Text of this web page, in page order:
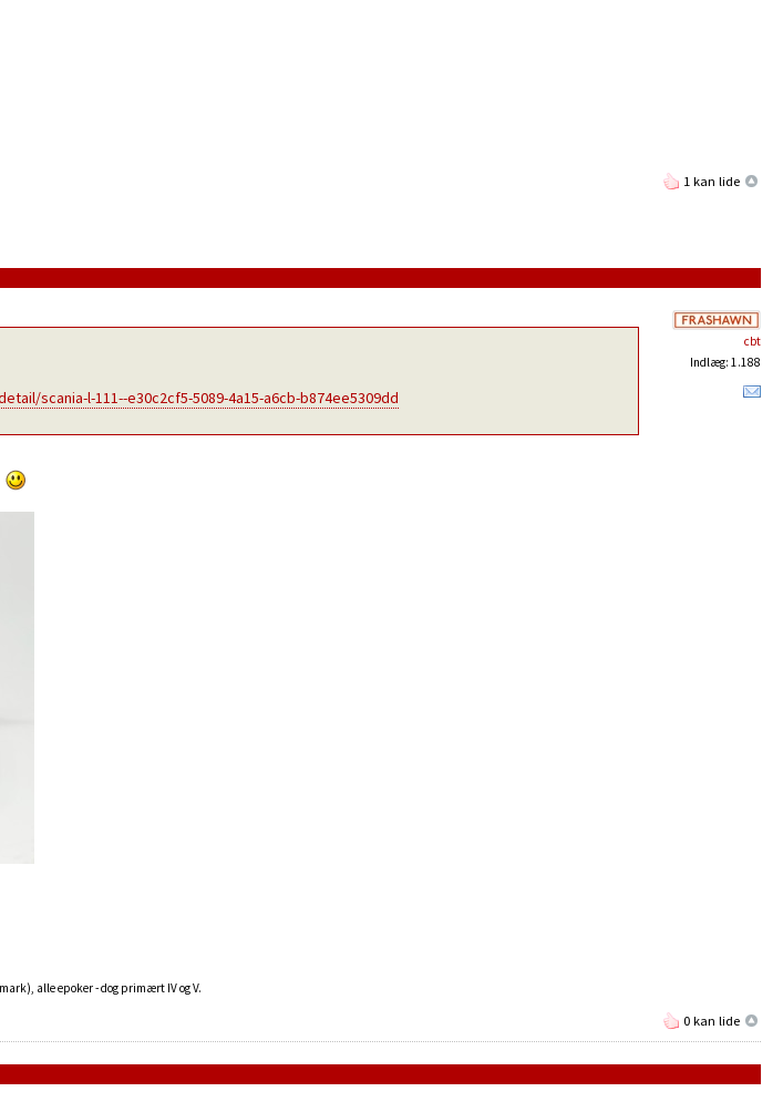
1 kan lide
cbt
Indlæg: 1.188
scania-l-111--e30c2cf5-5089-4a15-a6cb-b874ee5309dd
alle epoker - dog primært IV og V.
0 kan lide